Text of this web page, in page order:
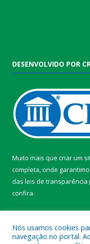
DESENVOLVIDO POR
Muito mais que criar um
completa, onde
das leis de transparência
confira.
Nós usamos cookies
navegação no portal.